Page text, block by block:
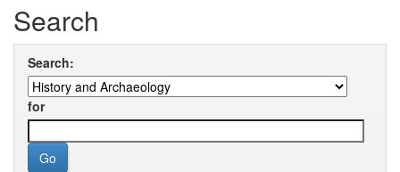
Search
Search:
for